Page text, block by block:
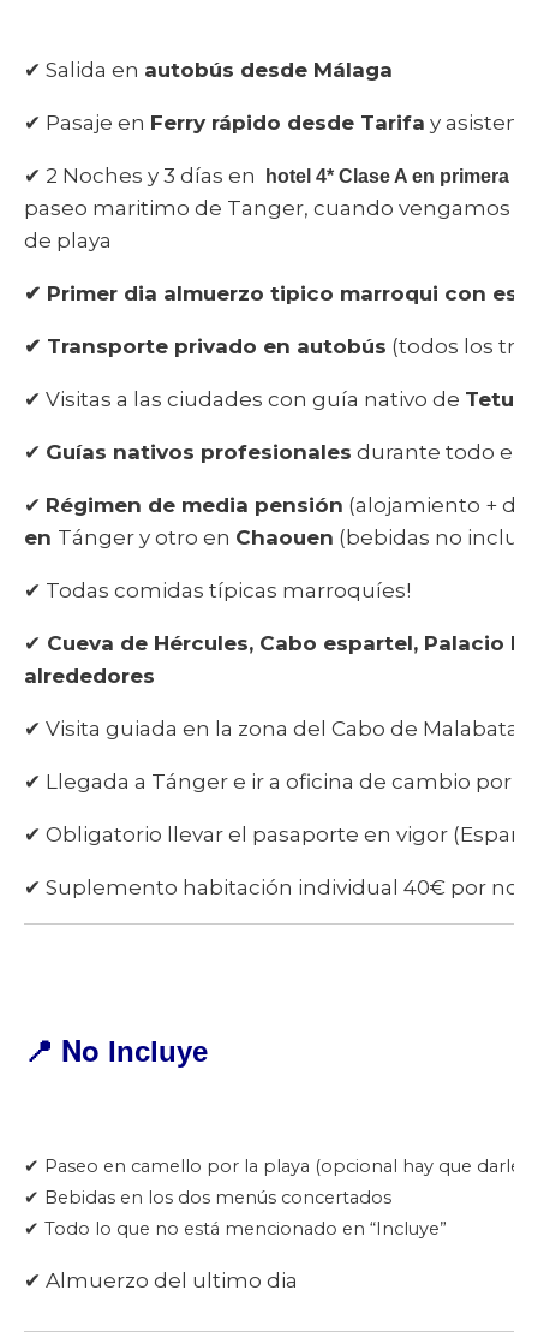
✔ Salida en autobús desde Málaga
✔ Pasaje en Ferry rápido desde Tarifa y
✔ 2 Noches y 3 días en hotel 4* Clase A en primera
paseo maritimo de Tanger, cuando vengamos
de playa
✔ Primer dia almuerzo tipico marroqui con
✔ Transporte privado en autobús (todos los
✔ Visitas a las ciudades con guía nativo de
✔ Guías nativos profesionales durante todo el
✔ Régimen de media pensión (alojamiento +
en Tánger y otro en Chaouen (bebidas no
✔ Todas comidas típicas marroquíes!
✔ Cueva de Hércules, Cabo espartel, Palacio
alrededores
✔ Visita guiada en la zona del Cabo de Malabata
✔ Llegada a Tánger e ir a oficina de cambio por
✔ Obligatorio llevar el pasaporte en vigor
✔ Suplemento habitación individual 40€ por
📍 No Incluye
✔ Paseo en camello por la playa (opcional hay que darles
✔ Bebidas en los dos menús concertados
✔ Todo lo que no está mencionado en “Incluye”
✔ Almuerzo del ultimo dia